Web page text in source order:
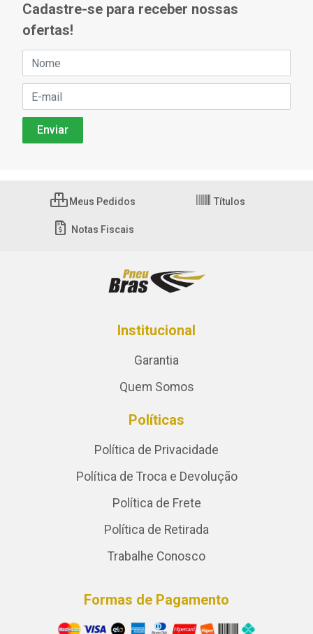
Cadastre-se para receber nossas
ofertas!
Meus Pedidos Títulos
Notas Fiscais
Institucional
Garantia
Quem Somos
Políticas
Política de Privacidade
Política de Troca e Devolução
Política de Frete
Política de Retirada
Trabalhe Conosco
Formas de Pagamento